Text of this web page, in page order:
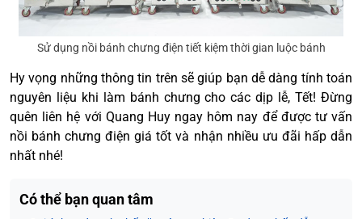
Sử dụng nồi bánh chưng điện tiết kiệm thời gian luộc bánh
Hy vọng những thông tin trên sẽ giúp bạn dễ dàng tính toán
nguyên liệu khi làm bánh chưng cho các dịp lễ, Tết! Đừng
quên liên hệ với Quang Huy ngay hôm nay để được tư vấn
nồi bánh chưng điện giá tốt và nhận nhiều ưu đãi hấp dẫn
nhất nhé!
Có thể bạn quan tâm